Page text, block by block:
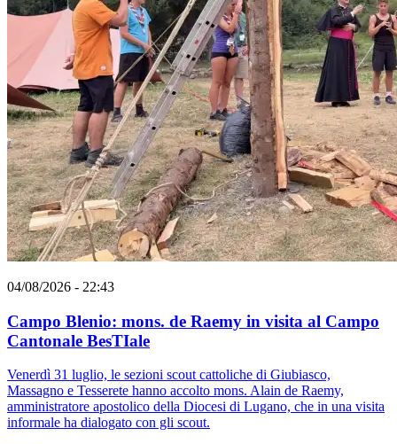
04/08/2026 - 22:43
Campo Blenio: mons. de Raemy in visita al Campo
Cantonale BesTIale
Venerdì 31 luglio, le sezioni scout cattoliche di Giubiasco,
Massagno e Tesserete hanno accolto mons. Alain de Raemy,
amministratore apostolico della Diocesi di Lugano, che in una visita
informale ha dialogato con gli scout.